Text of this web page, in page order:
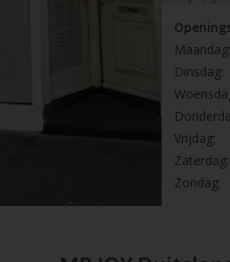
Maandag:
Dinsdag:
Vrijdag:
Zaterdag:
Zondag: